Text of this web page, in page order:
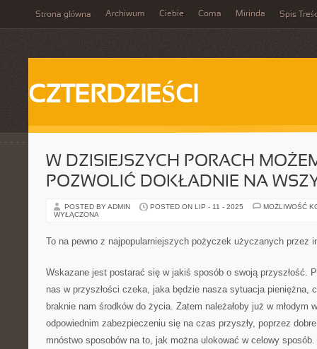
Strona główna Archiwum Ciebie Coma Mirinda Spis
CZTERDZIEŚCI
W DZISIEJSZYCH PORACH
POZWOLIĆ DOKŁADNIE NA
POSTED BY ADMIN POSTED ON LIP - 11 - 2025
MOŻLIWOŚĆ
WYŁĄCZONA
To na pewno z najpopularniejszych pożyczek użyczanych przez
Wskazane jest postarać się w jakiś sposób o swoją przyszłość.
nas w przyszłości czeka, jaka będzie nasza sytuacja pieniężna,
braknie nam środków do życia. Zatem należałoby już w młodym
odpowiednim zabezpieczeniu się na czas przyszły, poprzez
mnóstwo sposobów na to, jak można ulokować w celowy